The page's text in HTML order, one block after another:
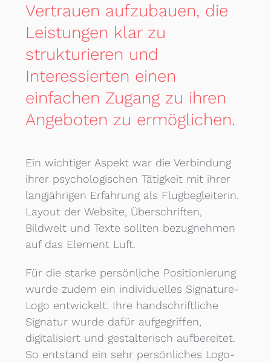
Vertrauen aufzubauen, die
Leistungen klar zu
strukturieren und
Interessierten einen
einfachen Zugang zu ihren
Angeboten zu ermöglichen.
Ein wichtiger Aspekt war die Verbindung
ihrer psychologischen Tätigkeit mit ihrer
langjährigen Erfahrung als Flugbegleiterin.
Layout der Website, Überschriften,
Bildwelt und Texte sollten bezugnehmen
auf das Element Luft.
Für die starke persönliche Positionierung
wurde zudem ein individuelles Signature-
Logo entwickelt. Ihre handschriftliche
Signatur wurde dafür aufgegriffen,
digitalisiert und gestalterisch aufbereitet.
So entstand ein sehr persönliches Logo-